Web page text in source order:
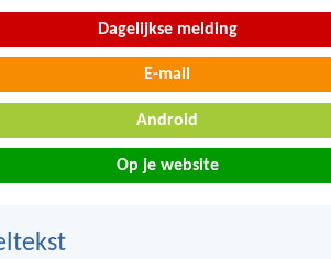
Dagelijkse melding
E-mail
Android
Op je website